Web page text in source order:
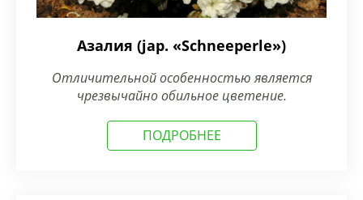
Азалия (jap. «Schneeperle»)
Отличительной особенностью является
чрезвычайно обильное цветение.
ПОДРОБНЕЕ